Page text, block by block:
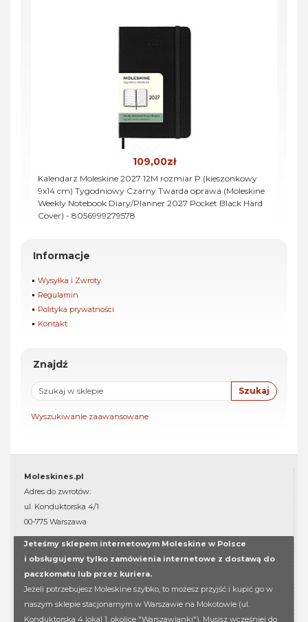
109,00zł
Kalendarz Moleskine 2027 12M rozmiar P (kieszonkowy
9x14 cm) Tygodniowy Czarny Twarda oprawa (Moleskine
Weekly Notebook Diary/Planner 2027 Pocket Black Hard
Cover) - 8056999279578
Informacje
Wysyłka i Zwroty
Regulamin
Polityka prywatności
Kontakt
Znajdź
Wyszukiwanie zaawansowane
Moleskines.pl
Adres do zwrotów:
ul. Konduktorska 4/1
00-775 Warszawa
Jeteśmy sklepem internetowym Moleskine w Polsce
i obsługujemy tylko zamówienia internetowe z dostawą do
paczkomatu lub przez kuriera.
Jeżeli potrzebujesz Moleskine szybko, to możesz przyjść i kupić go w
naszym sklepie stacjonarnym w Warszawie na Mokotowie (ul.
Konduktorska 4 lokal 1, okolice "Warszawianki"). Musisz wcześniej do